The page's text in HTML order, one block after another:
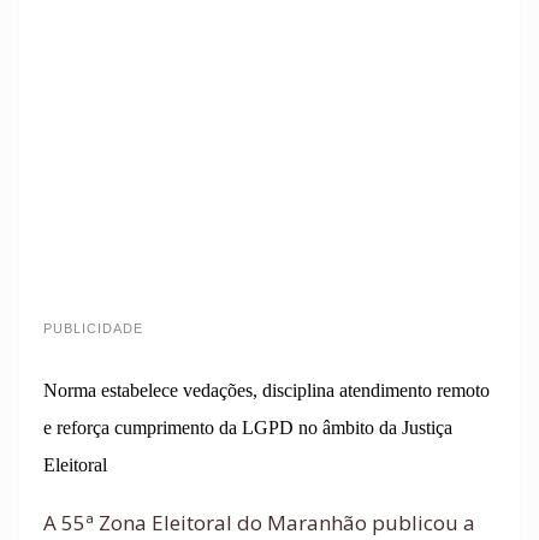
PUBLICIDADE
Norma estabelece vedações, disciplina atendimento remoto
e reforça cumprimento da LGPD no âmbito da Justiça
Eleitoral
A 55ª Zona Eleitoral do Maranhão publicou a